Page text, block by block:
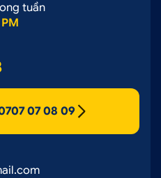
tuần
07 08 09